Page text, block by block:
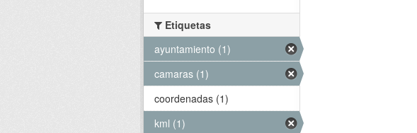
Etiquetas
ayuntamiento (1)
camaras (1)
coordenadas (1)
kml (1)